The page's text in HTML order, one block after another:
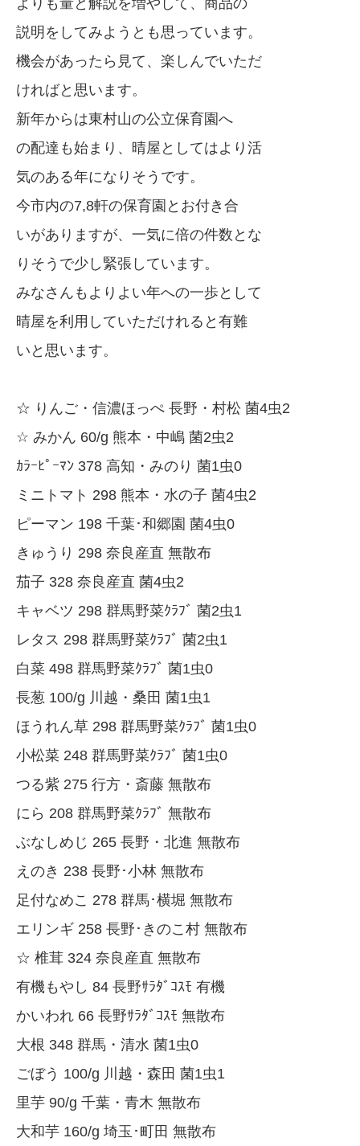
よりも量と解説を増やして、商品の
説明をしてみようとも思っています。
機会があったら見て、楽しんでいただ
ければと思います。
新年からは東村山の公立保育園へ
の配達も始まり、晴屋としてはより活
気のある年になりそうです。
今市内の7,8軒の保育園とお付き合
いがありますが、一気に倍の件数とな
りそうで少し緊張しています。
みなさんもよりよい年への一歩として
晴屋を利用していただけれると有難
いと思います。
☆ りんご・信濃ほっぺ 長野・村松 菌4虫2
☆ みかん 60/g 熊本・中嶋 菌2虫2
ｶﾗｰﾋﾟｰﾏﾝ 378 高知・みのり 菌1虫0
ミニトマト 298 熊本・水の子 菌4虫2
ピーマン 198 千葉･和郷園 菌4虫0
きゅうり 298 奈良産直 無散布
茄子 328 奈良産直 菌4虫2
キャベツ 298 群馬野菜ｸﾗﾌﾞ 菌2虫1
レタス 298 群馬野菜ｸﾗﾌﾞ 菌2虫1
白菜 498 群馬野菜ｸﾗﾌﾞ 菌1虫0
長葱 100/g 川越・桑田 菌1虫1
ほうれん草 298 群馬野菜ｸﾗﾌﾞ 菌1虫0
小松菜 248 群馬野菜ｸﾗﾌﾞ 菌1虫0
つる紫 275 行方・斎藤 無散布
にら 208 群馬野菜ｸﾗﾌﾞ 無散布
ぶなしめじ 265 長野・北進 無散布
えのき 238 長野･小林 無散布
足付なめこ 278 群馬･横堀 無散布
エリンギ 258 長野･きのこ村 無散布
☆ 椎茸 324 奈良産直 無散布
有機もやし 84 長野ｻﾗﾀﾞｺｽﾓ 有機
かいわれ 66 長野ｻﾗﾀﾞｺｽﾓ 無散布
大根 348 群馬・清水 菌1虫0
ごぼう 100/g 川越・森田 菌1虫1
里芋 90/g 千葉・青木 無散布
大和芋 160/g 埼玉･町田 無散布